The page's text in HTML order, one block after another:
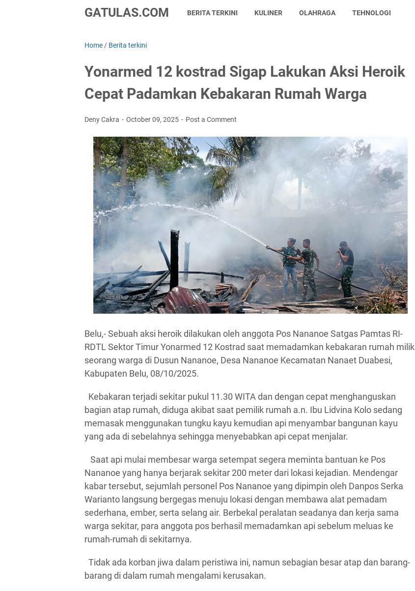
GATULAS.COM BERITA TERKINI KULINER OLAHRAGA TEHNOLOGI
Home / Berita terkini
Yonarmed 12 kostrad Sigap Lakukan Aksi Heroik
Cepat Padamkan Kebakaran Rumah Warga
Deny Cakra October 09, 2025 Post a Comment
Belu,- Sebuah aksi heroik dilakukan oleh anggota Pos Nananoe Satgas Pamtas RI-
RDTL Sektor Timur Yonarmed 12 Kostrad saat memadamkan kebakaran rumah milik
seorang warga di Dusun Nananoe, Desa Nananoe Kecamatan Nanaet Duabesi,
Kabupaten Belu, 08/10/2025.
Kebakaran terjadi sekitar pukul 11.30 WITA dan dengan cepat menghanguskan
bagian atap rumah, diduga akibat saat pemilik rumah a.n. Ibu Lidvina Kolo sedang
memasak menggunakan tungku kayu kemudian api menyambar bangunan kayu
yang ada di sebelahnya sehingga menyebabkan api cepat menjalar.
Saat api mulai membesar warga setempat segera meminta bantuan ke Pos
Nananoe yang hanya berjarak sekitar 200 meter dari lokasi kejadian. Mendengar
kabar tersebut, sejumlah personel Pos Nananoe yang dipimpin oleh Danpos Serka
Warianto langsung bergegas menuju lokasi dengan membawa alat pemadam
sederhana, ember, serta selang air. Berbekal peralatan seadanya dan kerja sama
warga sekitar, para anggota pos berhasil memadamkan api sebelum meluas ke
rumah-rumah di sekitarnya.
Tidak ada korban jiwa dalam peristiwa ini, namun sebagian besar atap dan barang-
barang di dalam rumah mengalami kerusakan.